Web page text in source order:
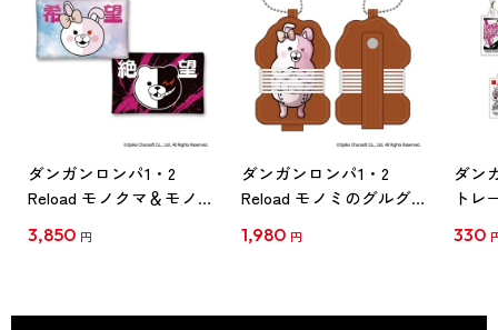
ダンガンロンパ1・2
Reload モノクマ＆モノ
ッション
3,850 円
ダンガンロンパ1・2
Reload モノミのグルグ
1,980 円
ダン
トレ
330